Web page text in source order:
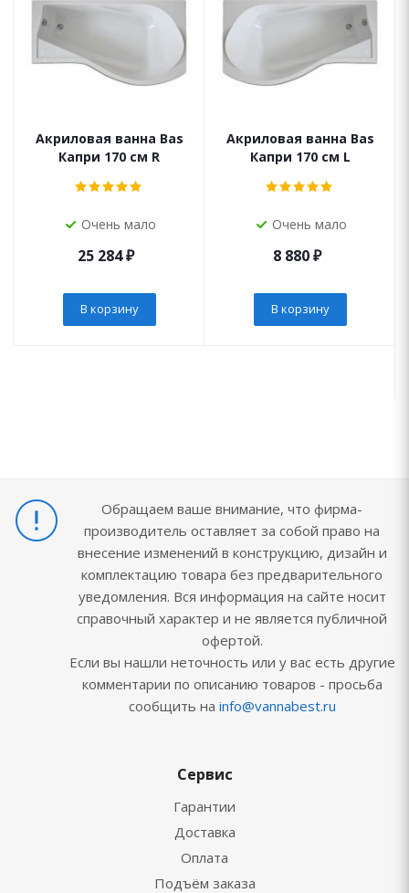
Акриловая ванна Bas
Капри 170 см R
Очень мало
25 284₽
В корзину
Акриловая ванна Bas
Капри 170 см L
Очень мало
8 880₽
В корзину
Обращаем ваше внимание, что фирма-
производитель оставляет за собой право на
внесение изменений в конструкцию, дизайн и
комплектацию товара без предварительного
уведомления. Вся информация на сайте носит
справочный характер и не является публичной
офертой.
Если вы нашли неточность или у вас есть другие
комментарии по описанию товаров - просьба
сообщить на info@vannabest.ru
Сервис
Гарантии
Доставка
Оплата
Подъём заказа